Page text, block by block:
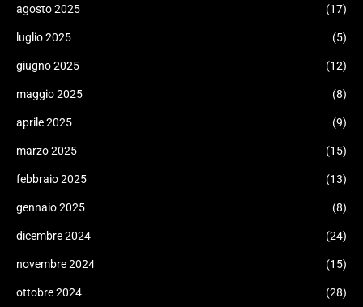
agosto 2025 (17)
luglio 2025 (5)
giugno 2025 (12)
maggio 2025 (8)
aprile 2025 (9)
marzo 2025 (15)
febbraio 2025 (13)
gennaio 2025 (8)
dicembre 2024 (24)
novembre 2024 (15)
ottobre 2024 (28)